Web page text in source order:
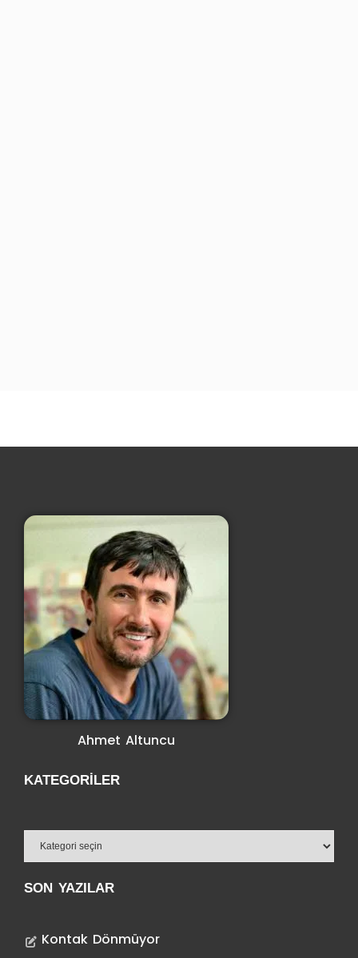
Ahmet Altuncu
KATEGORILER
SON YAZILAR
Kontak Dönmüyor